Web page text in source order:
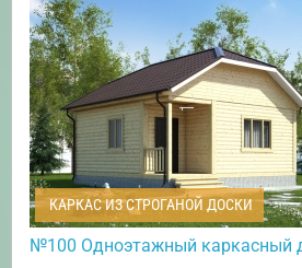
КАРКАС ИЗ СТРОГАНОЙ ДОСКИ
№100 Одноэтажный каркасный